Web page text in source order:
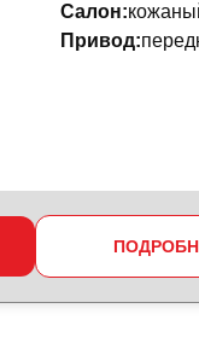
Салон:
Привод: